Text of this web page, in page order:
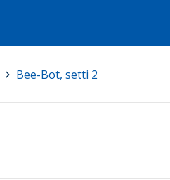
Bee-Bot, setti 2